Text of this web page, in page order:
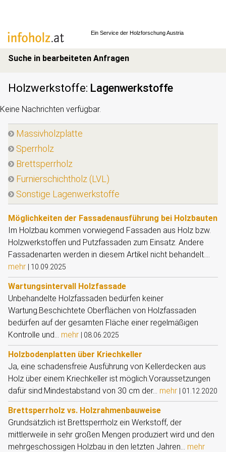
Ein Service der Holzforschung Austria
Suche in bearbeiteten Anfragen
Holzwerkstoffe: Lagenwerkstoffe
Keine Nachrichten verfügbar.
Massivholzplatte
Sperrholz
Brettsperrholz
Furnierschichtholz (LVL)
Sonstige Lagenwerkstoffe
Möglichkeiten der Fassadenausführung bei Holzbauten
Im Holzbau kommen vorwiegend Fassaden aus Holz bzw.
Holzwerkstoffen und Putzfassaden zum Einsatz. Andere
Fassadenarten werden in diesem Artikel nicht behandelt....
mehr
10.09.2025
Wartungsintervall Holzfassade
Unbehandelte Holzfassaden bedürfen keiner
Wartung.Beschichtete Oberflächen von Holzfassaden
bedürfen auf der gesamten Fläche einer regelmäßigen
Kontrolle und... mehr 08.06.2025
Holzbodenplatten über Kriechkeller
Ja, eine schadensfreie Ausführung von Kellerdecken aus
Holz über einem Kriechkeller ist möglich.Voraussetzungen
dafür sind:Mindestabstand von 30 cm der... mehr 01.12.2020
Brettsperrholz vs. Holzrahmenbauweise
Grundsätzlich ist Brettsperrholz ein Werkstoff, der
mittlerweile in sehr großen Mengen produziert wird und den
mehrgeschossigen Holzbau in den letzten Jahren... mehr